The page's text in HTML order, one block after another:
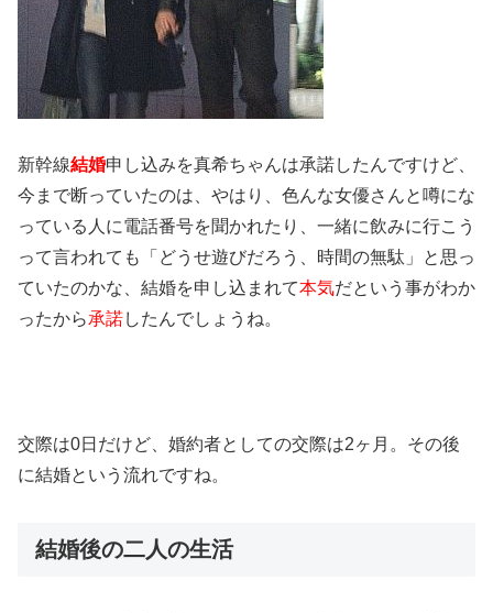
新幹線結婚申し込みを真希ちゃんは承諾したんですけど、
今まで断っていたのは、やはり、色んな女優さんと噂にな
っている人に電話番号を聞かれたり、一緒に飲みに行こう
って言われても「どうせ遊びだろう、時間の無駄」と思っ
ていたのかな、結婚を申し込まれて本気だという事がわか
ったから承諾したんでしょうね。
交際は0日だけど、婚約者としての交際は2ヶ月。その後
に結婚という流れですね。
結婚後の二人の生活